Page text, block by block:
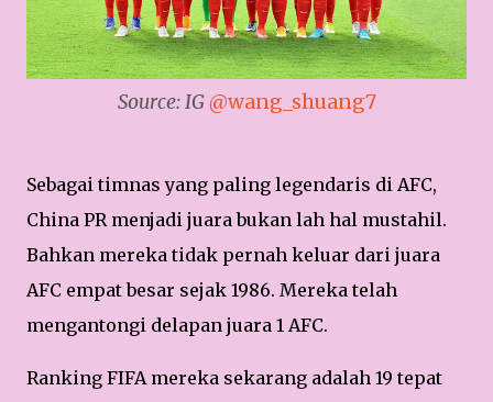
Source: IG@wang_shuang7
Sebagai timnas yang paling legendaris di AFC,
China PR menjadi juara bukan lah hal mustahil.
Bahkan mereka tidak pernah keluar dari juara
AFC empat besar sejak 1986. Mereka telah
mengantongi delapan juara 1 AFC.
Ranking FIFA mereka sekarang adalah 19 tepat